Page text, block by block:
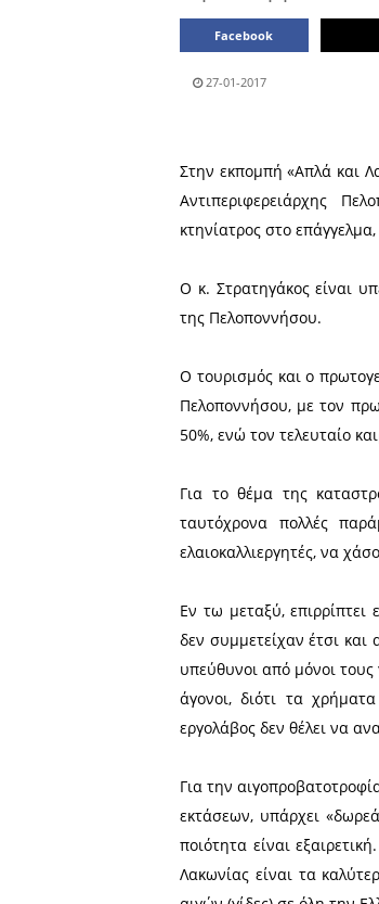
Facebook
Στην εκπομπή
κτηνίατρος στο
Ο κ.
της
Ο τουρισμός
50%, ενώ τον
Για το θέμα